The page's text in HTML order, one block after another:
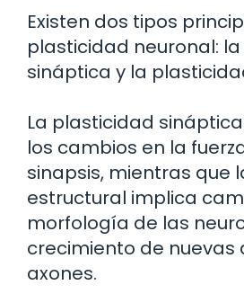
Existen dos tipos
plasticidad neuronal:
sináptica y la
La plasticidad
los cambios en la
sinapsis, mientras que
estructural implica
morfología de las
crecimiento de nuevas
axones.